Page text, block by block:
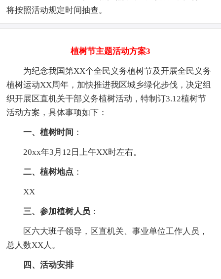
将按照活动规定时间抽查。
植树节主题活动方案3
为纪念我国第XX个全民义务植树节及开展全民义务
植树运动XX周年，加快推进我区城乡绿化步伐，决定组
织开展区直机关干部义务植树活动，特制订3.12植树节
活动方案，具体事项如下：
一、植树时间 ：
20xx年3月12日上午XX时左右。
二、植树地点 ：
XX
三、参加植树人员 ：
区六大班子领导，区直机关、事业单位工作人员，
总人数XX人。
四、活动安排